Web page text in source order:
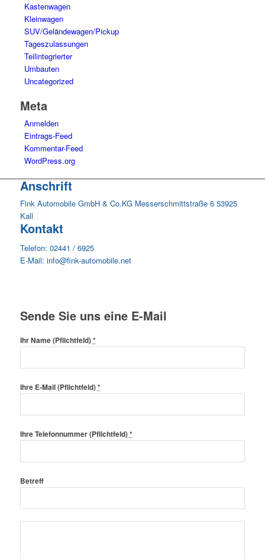
Kastenwagen
Kleinwagen
SUV/Geländewagen/Pickup
Tageszulassungen
Teilintegrierter
Umbauten
Uncategorized
Meta
Anmelden
Eintrags-Feed
Kommentar-Feed
WordPress.org
Anschrift
Fink Automobile GmbH & Co.KG Messerschmittstraße 6 53925
Kall
Kontakt
Telefon: 02441 / 6925
E-Mail: info@fink-automobile.net
Sende Sie uns eine E-Mail
Ihr Name (Pflichtfeld)*
Ihre E-Mail (Pflichtfeld)*
Ihre Telefonnummer (Pflichtfeld)*
Betreff